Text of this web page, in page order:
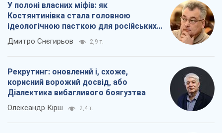
У полоні власних міфів: як
Костянтинівка стала головною
ідеологічною пасткою для російських
окупантів
Дмитро Снєгирьов 2,9 т.
Рекрутинг: оновлений і, схоже,
корисний ворожий досвід, або
Діалектика вибагливого боягузтва
Олександр Кірш 2,4 т.